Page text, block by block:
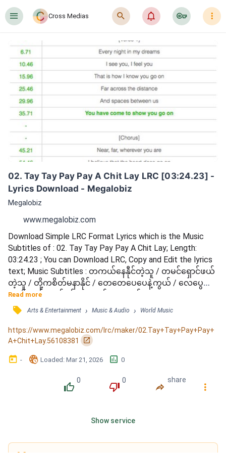
󰍜 Cross Medias 󰍉 󰂜 󰷖 󰇙
02. Tay Tay Pay Pay A Chit Lay LRC [03:24.23] -
Lyrics Download - Megalobiz
Megalobiz
www.megalobiz.com
Download Simple LRC Format Lyrics which is the Music
Subtitles of : 02. Tay Tay Pay Pay A Chit Lay; Length:
03:24.23 ; You can Download LRC, Copy and Edit the lyrics
text; Music Subtitles : တကယ်နေနီုင်တဲ့သူ / တမင်ရှောင်ဖယ်
တဲ့သူ / တို့ကစိတ်မနာနိုင် / တေတေပေပေနဲ့ကွယ် / လေပွေလို
လူဆိုးရယ် / ချစ်ရင်းနားလည်သွားတယ် / တနေ့နေ့ကျတော့
အမှန်လေးများ / အဖြေစကားပြောလိမ့်မယ် / ခြေလှမ်းလေး
များ / တို့ပြန်ပြီးလှည့်ခဲ့ / တို့ကကြိုဆိုနေမယ် / တေတေပေပေ
အချစ်လေး / ပြန်လည်လိမ်မာတော့ကွယ် / ရင်ခုန်စွာတို့စောင့်
လို့ချစ်နေမယ်...
Read more
󰓹 Arts & Entertainment › Music & Audio › World Music
https://www.megalobiz.com/lrc/maker/02.Tay+Tay+Pay+Pay+
A+Chit+Lay.56108381
󰏌
󰃶 - 󱉊 Loaded: Mar 21, 2026 󱕎 0
󰔔
0
󰔒
0
󰤲
share
󰇙
Show service